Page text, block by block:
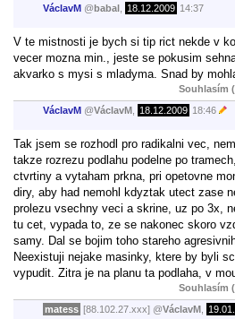
VáclavM @babal 18.12.2009 14:37
V te mistnosti je bych si tip rict nekde v
vecer mozna min., jeste se pokusim
akvarko s mysi s mladyma. Snad by
Souhlasím
VáclavM @VáclavM 18.12.2009 18:46
Tak jsem se rozhodl pro radikalni vec,
takze rozrezu podlahu podelne po
ctvrtiny a vytaham prkna, pri opetovne
diry, aby had nemohl kdyztak utect zase
prolezu vsechny veci a skrine, uz po 3x,
tu cet, vypada to, ze se nakonec skoro
samy. Dal se bojim toho stareho
Neexistuji nejake masinky, ktere by byli
vypudit. Zitra je na planu ta podlaha, v
Souhlasím
matess [88.102.27.xxx] @VáclavM